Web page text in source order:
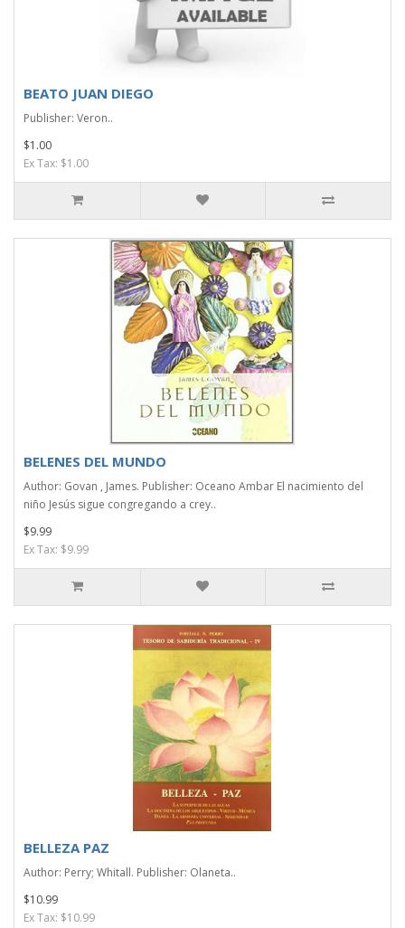
BEATO JUAN DIEGO
Publisher: Veron..
$1.00
Ex Tax: $1.00
BELENES DEL MUNDO
Author: Govan , James. Publisher: Oceano Ambar El nacimiento del
niño Jesús sigue congregando a crey..
$9.99
Ex Tax: $9.99
BELLEZA PAZ
Author: Perry; Whitall. Publisher: Olaneta..
$10.99
Ex Tax: $10.99